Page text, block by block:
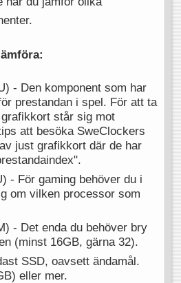
- Den komponent som har
prestandan i spel. För att ta
står sig mot
att besöka SweClockers
just grafikkort där de har
- För gaming behöver du i
om vilken processor som
- Det enda du behöver bry
(minst 16GB, gärna 32).
SSD, oavsett ändamål.
eller mer.